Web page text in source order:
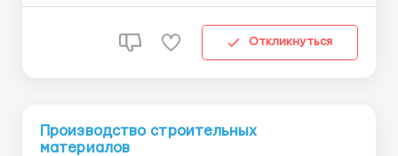
Откликнуться
Производство строительных
материалов